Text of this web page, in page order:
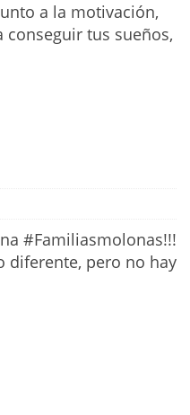
a la motivación,
tus sueños,
#Familiasmolonas!!!
diferente, pero no hay